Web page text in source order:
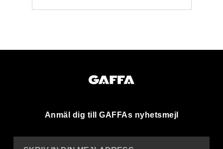
Anmäl dig till GAFFAs nyhetsmejl